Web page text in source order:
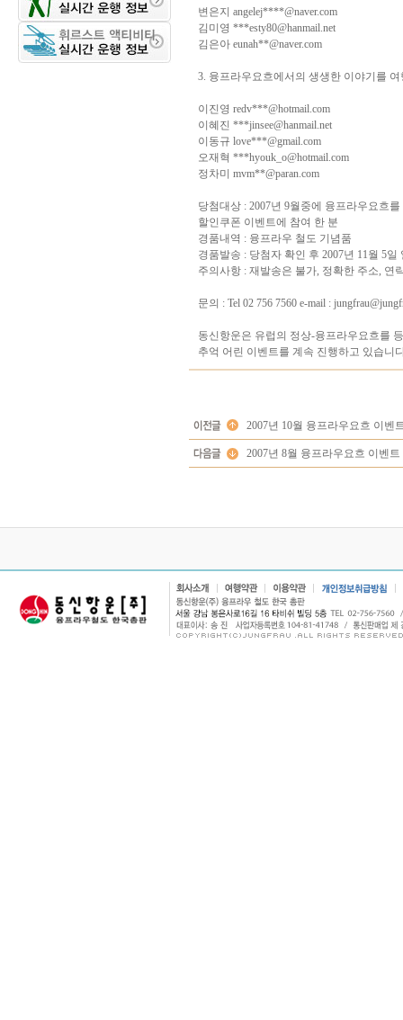
변은지 angelej****@naver.com
김미영 ***esty80@hanmail.net
김은아 eunah**@naver.com
3. 융프라우요흐에서의 생생한 이야기를
이진영 redv***@hotmail.com
이혜진 ***jinsee@hanmail.net
이동규 love***@gmail.com
오재혁 ***hyouk_o@hotmail.com
정차미 mvm**@paran.com
당첨대상 : 2007년 9월중에 융프라우요흐
할인쿠폰 이벤트에 참여 한 분
경품내역 : 융프라우 철도 기념품
경품발송 : 당첨자 확인 후 2007년 11월 5일
주의사항 : 재발송은 불가, 정확한 주소, 연
문의 : Tel 02 756 7560 e-mail :
동신항운은 유럽의 정상-융프라우요흐를
추억 어린 이벤트를 계속 진행하고 있습니
2007년 10월 융프라우요흐 이벤
2007년 8월 융프라우요흐 이벤